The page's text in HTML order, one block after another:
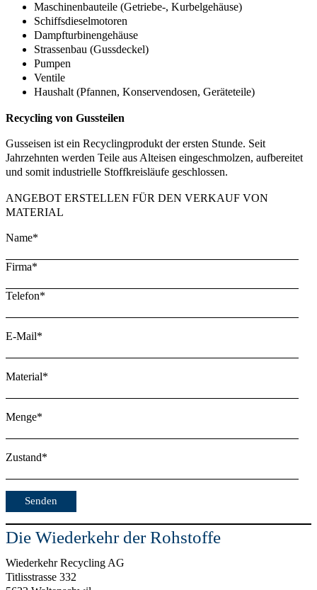
Maschinenbauteile (Getriebe-, Kurbelgehäuse)
Schiffsdieselmotoren
Dampfturbinengehäuse
Strassenbau (Gussdeckel)
Pumpen
Ventile
Haushalt (Pfannen, Konservendosen, Geräteteile)
Recycling von Gussteilen
Gusseisen ist ein Recyclingprodukt der ersten Stunde. Seit
Jahrzehnten werden Teile aus Alteisen eingeschmolzen, aufbereitet
und somit industrielle Stoffkreisläufe geschlossen.
ANGEBOT ERSTELLEN FÜR DEN VERKAUF VON
MATERIAL
Name*
Firma*
Telefon*
E-Mail*
Material*
Menge*
Zustand*
Die Wiederkehr der Rohstoffe
Wiederkehr Recycling AG
Titlisstrasse 332